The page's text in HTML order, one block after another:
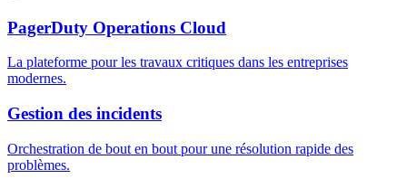
PagerDuty Operations Cloud
La plateforme pour les travaux critiques dans les entreprises
modernes.
Gestion des incidents
Orchestration de bout en bout pour une résolution rapide des
problèmes.